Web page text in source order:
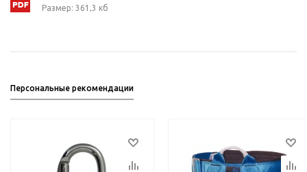
Размер: 361,3 кб
Персональные рекомендации